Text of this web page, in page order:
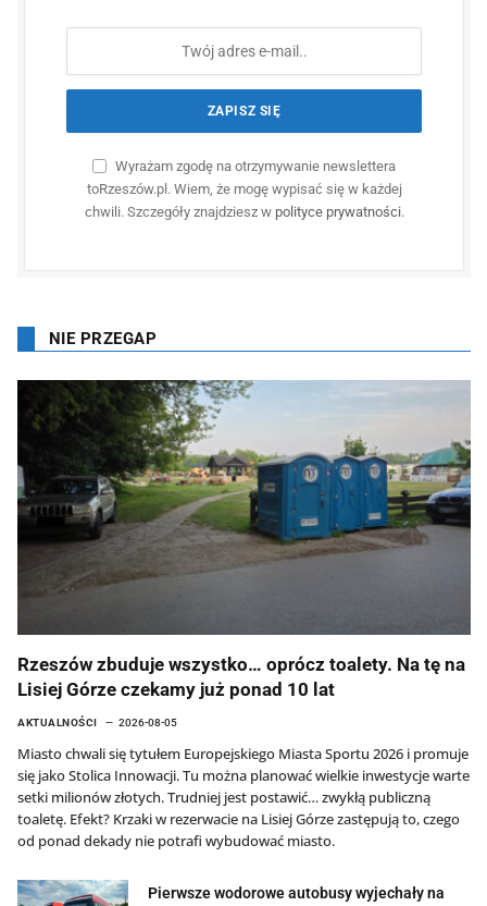
Wyrażam zgodę na otrzymywanie newslettera
toRzeszów.pl. Wiem, że mogę wypisać się w każdej
chwili. Szczegóły znajdziesz w polityce prywatności.
NIE PRZEGAP
Rzeszów zbuduje wszystko… oprócz toalety. Na tę na
Lisiej Górze czekamy już ponad 10 lat
AKTUALNOŚCI 2026-08-05
Miasto chwali się tytułem Europejskiego Miasta Sportu 2026 i promuje
się jako Stolica Innowacji. Tu można planować wielkie inwestycje warte
setki milionów złotych. Trudniej jest postawić… zwykłą publiczną
toaletę. Efekt? Krzaki w rezerwacie na Lisiej Górze zastępują to, czego
od ponad dekady nie potrafi wybudować miasto.
Pierwsze wodorowe autobusy wyjechały na